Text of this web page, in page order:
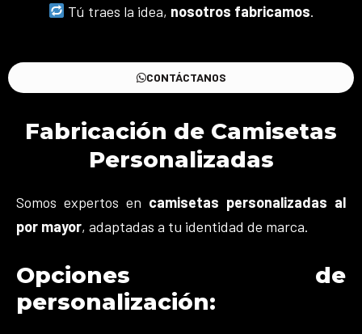
Tú traes la idea, nosotros fabricamos.
CONTÁCTANOS
Fabricación de Camisetas
Personalizadas
Somos expertos en camisetas personalizadas al
por mayor, adaptadas a tu identidad de marca.
Opciones de
personalización: